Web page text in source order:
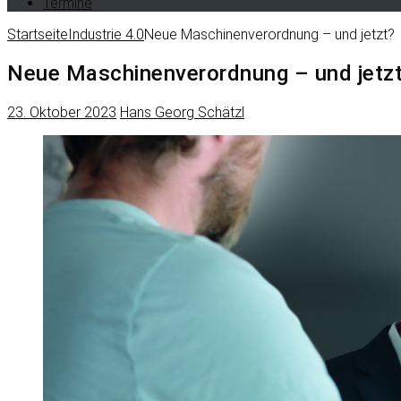
StartseiteIndustrie 4.0Neue Maschinenverordnung – und jetzt?
Neue Maschinenverordnung – und
23. Oktober 2023 Hans Georg Schätzl